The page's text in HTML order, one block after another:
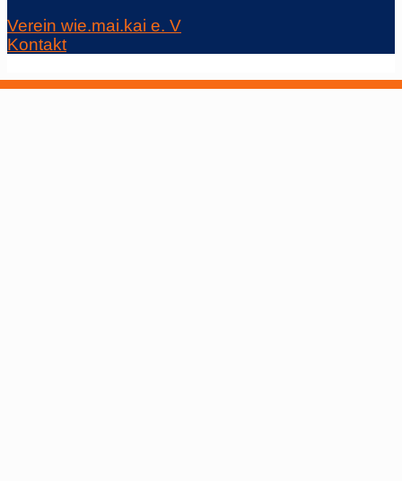
Verein wie.mai.kai e. V
Kontakt